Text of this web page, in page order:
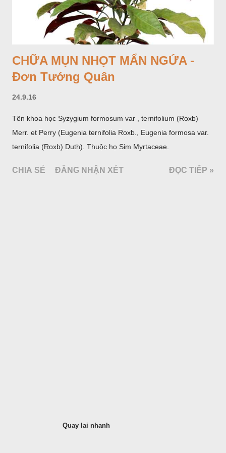
CHỮA MỤN NHỌT MẨN NGỨA -
Đơn Tướng Quân
24.9.16
Tên khoa học Syzygium formosum var , ternifolium (Roxb)
Merr. et Perry (Eugenia ternifolia Roxb., Eugenia formosa var.
ternifolia (Roxb) Duth). Thuộc họ Sim Myrtaceae.
CHIA SẺ ĐĂNG NHẬN XÉT ĐỌC TIẾP »
Quay lai nhanh